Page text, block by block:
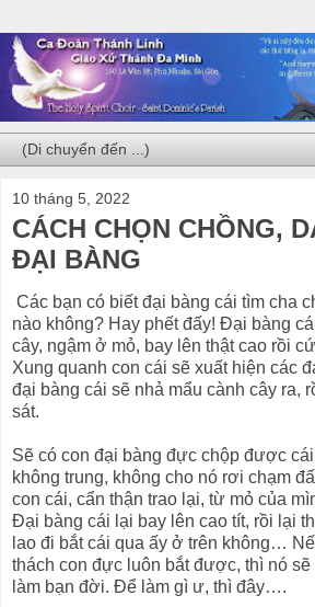
10 tháng 5, 2022
CÁCH CHỌN CHỒNG,
ĐẠI BÀNG
Các bạn có biết đại bàng cái tìm cha
nào không? Hay phết đấy! Đại bàng
cây, ngậm ở mỏ, bay lên thật cao rồi
Xung quanh con cái sẽ xuất hiện các
đại bàng cái sẽ nhả mẩu cành cây ra,
sát.
Sẽ có con đại bàng đực chộp được
không trung, không cho nó rơi chạm
con cái, cẩn thận trao lại, từ mỏ của
Đại bàng cái lại bay lên cao tít, rồi lại
lao đi bắt cái qua ấy ở trên không…
thách con đực luôn bắt được, thì nó
làm bạn đời. Để làm gì ư, thì đây….